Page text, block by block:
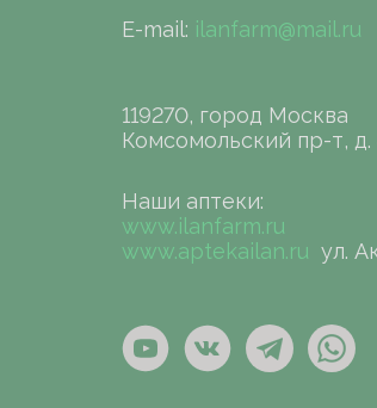
E-mail: ilanfarm@mail.ru
119270, город Москва
Комсомольский пр-т, д.
Наши аптеки:
www.ilanfarm.ru
www.aptekailan.ru ул.